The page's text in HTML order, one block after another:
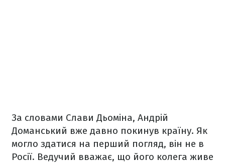
За словами Слави Дьоміна, Андрій
Доманський вже давно покинув країну. Як
могло здатися на перший погляд, він не в
Росії. Ведучий вважає, що його колега живе